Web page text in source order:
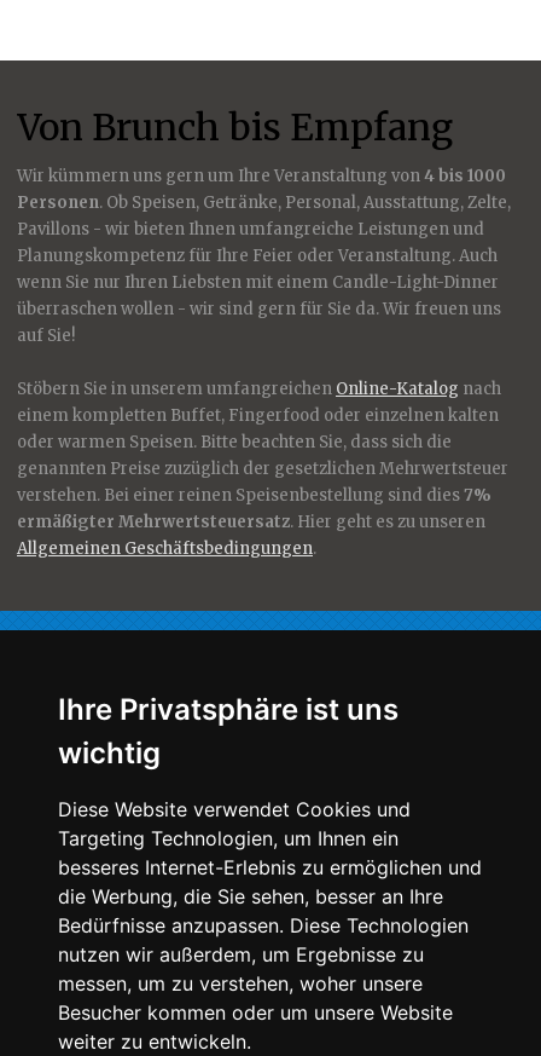
Ihre Privatsphäre ist uns
wichtig
Diese Website verwendet Cookies und
Targeting Technologien, um Ihnen ein
besseres Internet-Erlebnis zu ermöglichen und
die Werbung, die Sie sehen, besser an Ihre
Bedürfnisse anzupassen. Diese Technologien
nutzen wir außerdem, um Ergebnisse zu
messen, um zu verstehen, woher unsere
Besucher kommen oder um unsere Website
weiter zu entwickeln.
Von Brunch bis Empfang
Wir kümmern uns gern um Ihre Veranstaltung von4 bis 1000
Personen. Ob Speisen, Getränke, Personal, Ausstattung, Zelte,
Pavillons - wir bieten Ihnen umfangreiche Leistungen und
Planungskompetenz für Ihre Feier oder Veranstaltung. Auch
wenn Sie nur Ihren Liebsten mit einem Candle-Light-Dinner
überraschen wollen - wir sind gern für Sie da. Wir freuen uns
auf Sie!
Stöbern Sie in unserem umfangreichen Online-Katalog nach
einem kompletten Buffet, Fingerfood oder einzelnen kalten
oder warmen Speisen. Bitte beachten Sie, dass sich die
genannten Preise zuzüglich der gesetzlichen Mehrwertsteuer
verstehen. Bei einer reinen Speisenbestellung sind dies7%
ermäßigter Mehrwertsteuersatz. Hier geht es zu unseren
Allgemeinen Geschäftsbedingungen.
Für Sie nur das Beste!
Qualität, Geschmack, Ästhetik -
Die von uns hergestellten Speisen unterliegen strenger
Kontrolle, damit nur dasBeste auf Ihren Tisch kommt.
Unsere Köche und Meister lieben ihre Arbeit und stellen ihr
Können auch öffentlich unter Beweis.
präsentierten wir uns u.a. auf der internationalen
Kochkunstausstellung und blicken zurück auf gewonnene
Leistungsvergleiche sowie eine Bronze-Medaille zur
Internationalen Koch-Olympiade.